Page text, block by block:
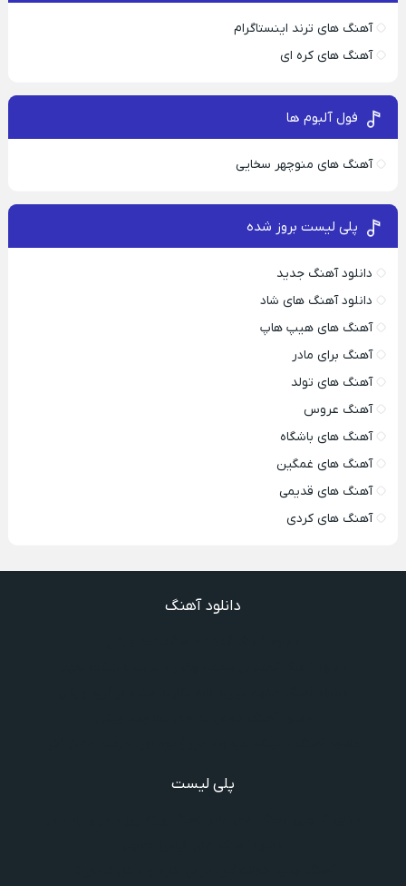
آهنگ های ترند اینستاگرام
آهنگ های کره ای
فول آلبوم ها
آهنگ های منوچهر سخایی
پلی لیست بروز شده
دانلود آهنگ جدید
دانلود آهنگ های شاد
آهنگ های هیپ هاپ
آهنگ برای مادر
آهنگ های تولد
آهنگ عروس
آهنگ های باشگاه
آهنگ های غمگین
آهنگ های قدیمی
آهنگ های کردی
دانلود آهنگ
پلی لیست